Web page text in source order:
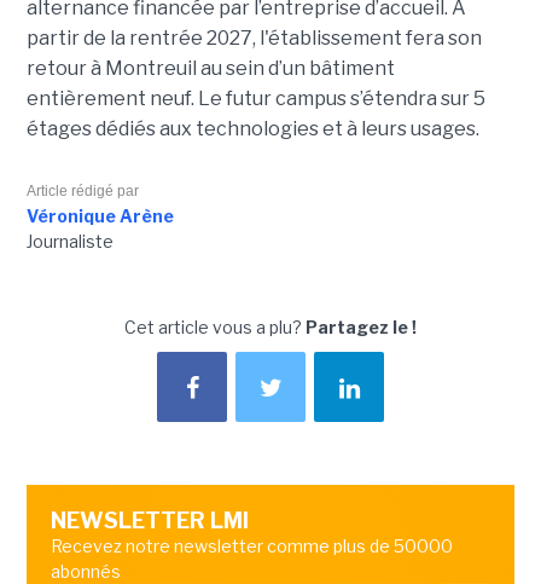
alternance financée par l’entreprise d’accueil. À
partir de la rentrée 2027, l'établissement fera son
retour à Montreuil au sein d’un bâtiment
entièrement neuf. Le futur campus s’étendra sur 5
étages dédiés aux technologies et à leurs usages.
Article rédigé par
Véronique Arène
Journaliste
Cet article vous a plu? Partagez le !
NEWSLETTER LMI
Recevez notre newsletter comme plus de 50000
abonnés